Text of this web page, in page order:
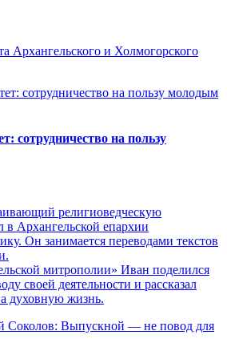
Архангельского и Холмогорского
сотрудничество на пользу
религиоведческую
в Архангельской епархии
Он занимается переводами текстов
митрополии» Иван поделился
своей деятельности и рассказал
духовную жизнь.